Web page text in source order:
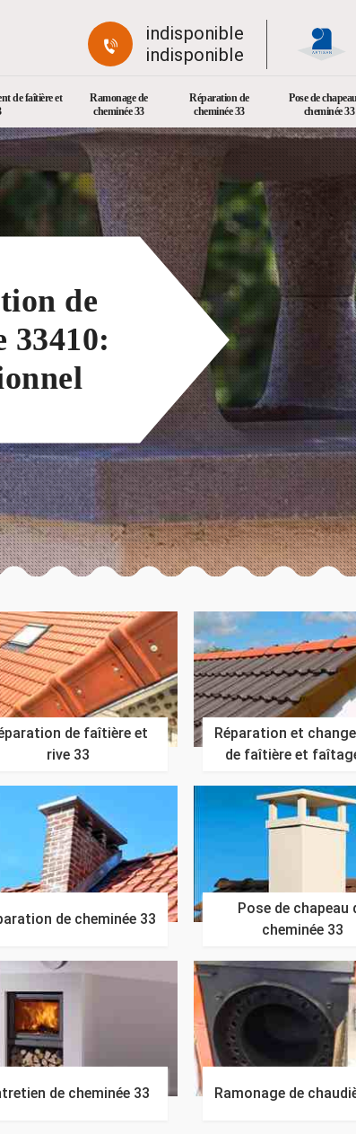
indisponible
indisponible
de faîtière et
Ramonage de
cheminée 33
Réparation de
cheminée 33
Pose de
cheminée 33
de
33410:
de faîtière et
rive 33
Réparation et
de faîtière et
de cheminée 33
Pose de chapeau
cheminée 33
de cheminée 33 Ramonage de